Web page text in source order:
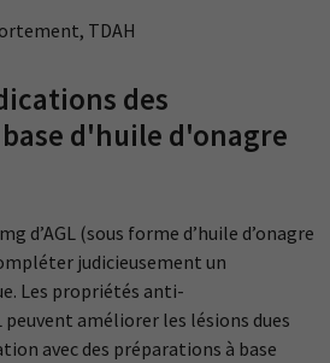
TDAH
des
d'huile d'onagre
d’AGL (sous forme d’huile d’onagre
judicieusement un
Les propriétés anti-
améliorer les lésions dues
avec des préparations à base